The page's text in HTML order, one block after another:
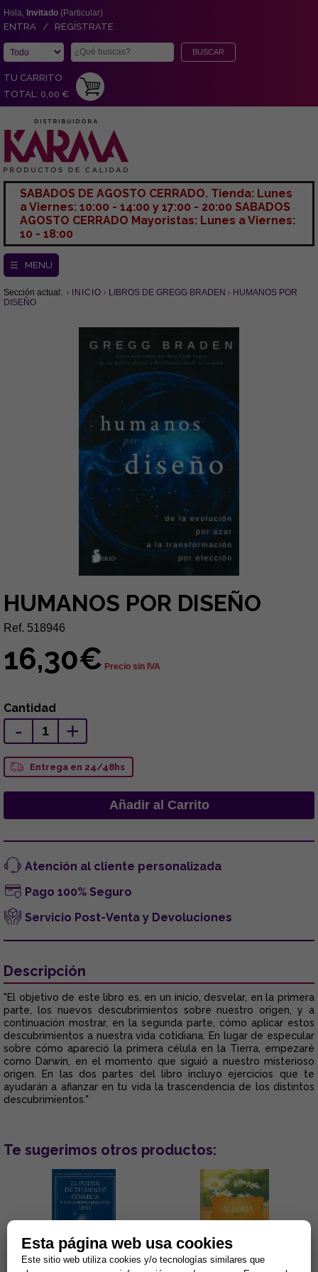
Hola, Invitado (Particular)
ENTRA / REGÍSTRATE
TU CARRITO
TOTAL: 0,00 €
SABADOS DE AGOSTO CERRADO. Tienda: Lunes
a Viernes: 10:00 - 14:00 y 17:00 - 20:00 SABADOS
AGOSTO CERRADO Mayoristas: Lunes a Viernes:
10 - 18:00
☰ MENU
Sección actual: INICIO LIBROS DE GREGG BRADEN
HUMANOS POR
DISEÑO
HUMANOS POR DISEÑO
Ref. 518946
16,30€ Precio sin IVA
Cantidad
- +
Entrega en 24/48hs
Atención al cliente personalizada
Pago 100% Seguro
Servicio Post-Venta y Devoluciones
Descripción
"El objetivo de este libro es, en un inicio, desvelar, en la primera
parte, los nuevos descubrimientos sobre nuestro origen, y a
continuación mostrar, en la segunda parte, cómo aplicar estos
descubrimientos a nuestra vida cotidiana. En lugar de especular
sobre cómo apareció la primera célula en la Tierra, empezaré
como Darwin, en el momento que siguió a nuestro misterioso
origen. En las dos partes del libro incluyo ejercicios que te
ayudarán a afianzar en tu vida la trascendencia de los distintos
descubrimientos."
Te sugerimos otros productos:
Esta página web usa cookies
Este sitio web utiliza cookies y/o tecnologías similares que